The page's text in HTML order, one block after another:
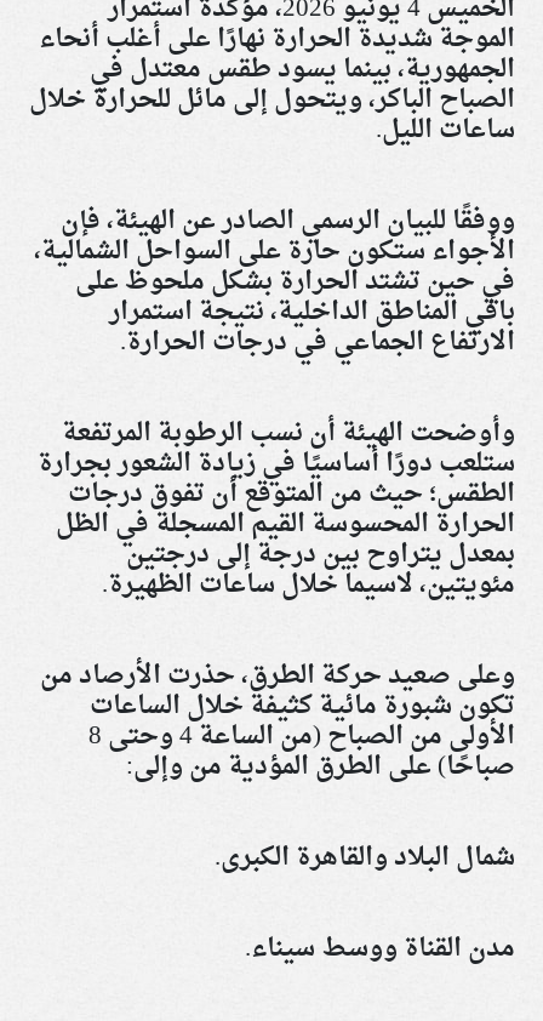
الموجة شديدة الحرارة نهارًا على أغلب أنحاء
الجمهورية، بينما يسود طقس معتدل في
الصباح الباكر، ويتحول إلى مائل للحرارة خلال
ساعات الليل.
ووفقًا للبيان الرسمي الصادر عن الهيئة، فإن
الأجواء ستكون حارة على السواحل الشمالية،
في حين تشتد الحرارة بشكل ملحوظ على
باقي المناطق الداخلية، نتيجة استمرار
الارتفاع الجماعي في درجات الحرارة.
وأوضحت الهيئة أن نسب الرطوبة المرتفعة
ستلعب دورًا أساسيًا في زيادة الشعور بجرارة
الطقس؛ حيث من المتوقع أن تفوق درجات
الحرارة المحسوسة القيم المسجلة في الظل
بمعدل يتراوح بين درجة إلى درجتين
مئويتين، لاسيما خلال ساعات الظهيرة.
وعلى صعيد حركة الطرق، حذرت الأرصاد من
تكون شبورة مائية كثيفة خلال الساعات
الأولى من الصباح (من الساعة 4 وحتى 8
صباحًا) على الطرق المؤدية من وإلى:
شمال البلاد والقاهرة الكبرى.
مدن القناة ووسط سيناء.